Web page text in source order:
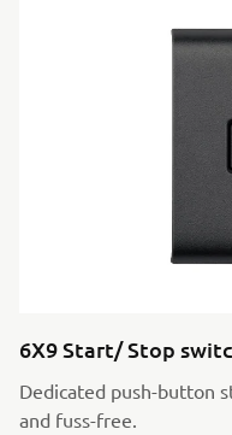
6X9 Start/ Stop
Dedicated push-button
and fuss-free.